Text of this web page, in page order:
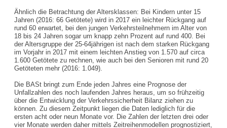
Ähnlich die Betrachtung der Altersklassen: Bei Kindern unter 15
Jahren (2016: 66 Getötete) wird in 2017 ein leichter Rückgang auf
rund 60 erwartet, bei den jungen Verkehrsteilnehmern im Alter von
18 bis 24 Jahren sogar um knapp zehn Prozent auf rund 400. Bei
der Altersgruppe der 25-64jährigen ist nach dem starken Rückgang
im Vorjahr in 2017 mit einem leichten Anstieg von 1.570 auf circa
1.600 Getötete zu rechnen, wie auch bei den Senioren mit rund 20
Getöteten mehr (2016: 1.049).
Die BASt bringt zum Ende jeden Jahres eine Prognose der
Unfallzahlen des noch laufenden Jahres heraus, um so frühzeitig
über die Entwicklung der Verkehrssicherheit Bilanz ziehen zu
können. Zu diesem Zeitpunkt liegen die Daten lediglich für die
ersten acht oder neun Monate vor. Die Zahlen der letzten drei oder
vier Monate werden daher mittels Zeitreihenmodellen prognostiziert,